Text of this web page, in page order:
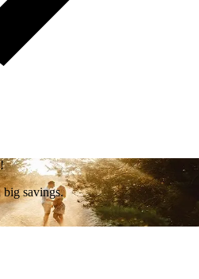
big savings.